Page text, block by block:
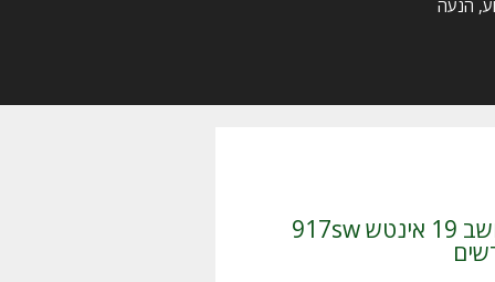
/ למכירה מסך מחשב 19 אינטש 917sw